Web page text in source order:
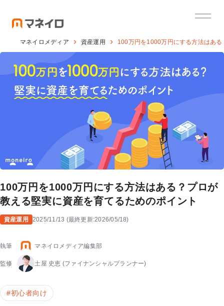
マネイロメディア 資産運用 100万円を1000万円にする方法はあ
100万円を1000万円にする方法はある？プロが
教える堅実に資産を育てるためのポイント
資産運用 2025/11/13 (最終更新:2026/05/18)
執筆 マネイロメディア編集部
監修 土屋 史恵 (ファイナンシャルプランナー)
#初心者向け